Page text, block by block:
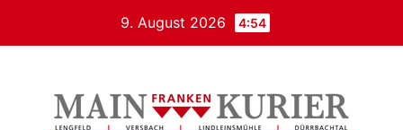
9. August 2026 4:54